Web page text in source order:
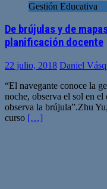
Gestión Educativa
De brújulas y de
planificación docente
22 julio, 2018 Daniel
“El navegante conoce la
noche, observa el sol en
observa la brújula”.Zhu
curso […]